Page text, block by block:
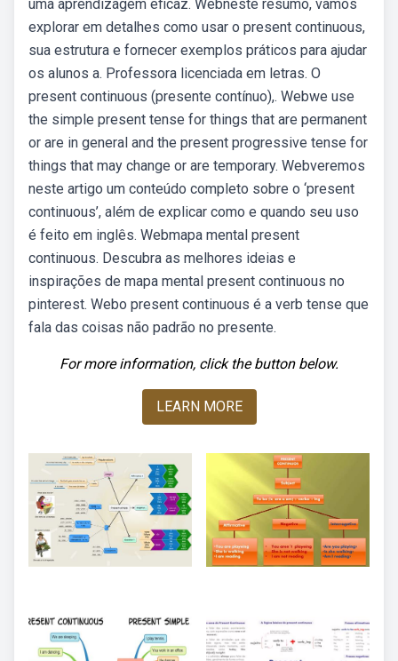
uma aprendizagem eficaz. Webneste resumo, vamos
explorar em detalhes como usar o present continuous,
sua estrutura e fornecer exemplos práticos para ajudar
os alunos a. Professora licenciada em letras. O
present continuous (presente contínuo),. Webwe use
the simple present tense for things that are permanent
or are in general and the present progressive tense for
things that may change or are temporary. Webveremos
neste artigo um conteúdo completo sobre o ‘present
continuous’, além de explicar como e quando seu uso
é feito em inglês. Webmapa mental present
continuous. Descubra as melhores ideias e
inspirações de mapa mental present continuous no
pinterest. Webo present continuous é a verb tense que
fala das coisas não padrão no presente.
For more information, click the button below.
LEARN MORE